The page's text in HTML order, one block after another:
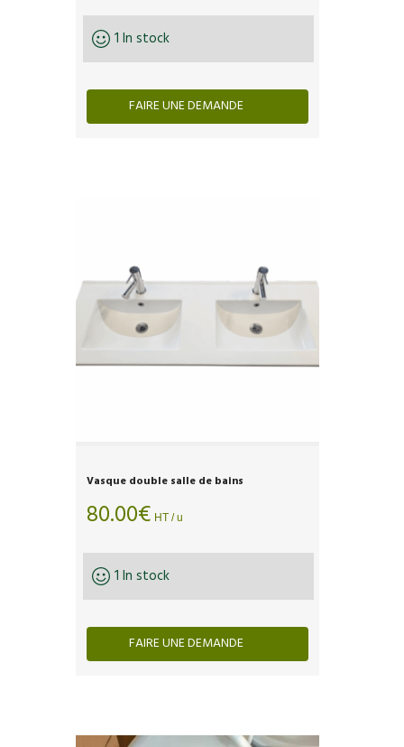
1 In stock
FAIRE UNE DEMANDE
Vasque double salle de bains
80.00€ HT / u
1 In stock
FAIRE UNE DEMANDE